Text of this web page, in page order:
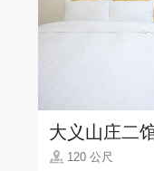
大义山庄二
120 公尺